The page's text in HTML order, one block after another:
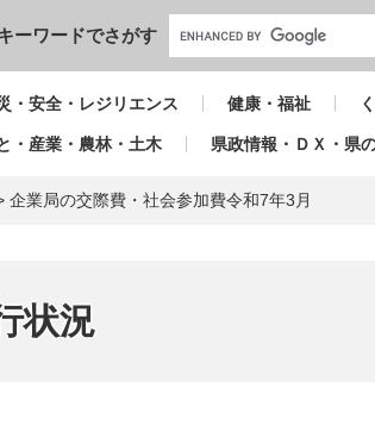
本文へ
ーワードでさがす
・安全・レジリエンス 健康・福祉
・産業・農林・土木 県政情報・ＤＸ・県
企業局の交際費・社会参加費令和7年3月
状況